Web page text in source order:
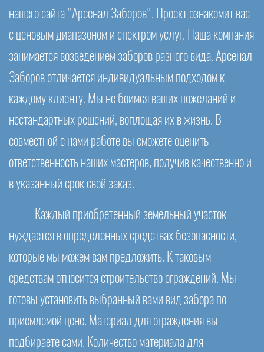
нашего сайта "Арсенал Заборов". Проект ознакомит вас
с ценовым диапазоном и спектром услуг. Наша компания
занимается возведением заборов разного вида. Арсенал
Заборов отличается индивидуальным подходом к
каждому клиенту. Мы не боимся ваших пожеланий и
нестандартных решений, воплощая их в жизнь. В
совместной с нами работе вы сможете оценить
ответственность наших мастеров, получив качественно и
в указанный срок свой заказ.
Каждый приобретенный земельный участок
нуждается в определенных средствах безопасности,
которые мы можем вам предложить. К таковым
средствам относится строительство ограждений. Мы
готовы установить выбранный вами вид забора по
приемлемой цене. Материал для ограждения вы
подбираете сами. Количество материала для